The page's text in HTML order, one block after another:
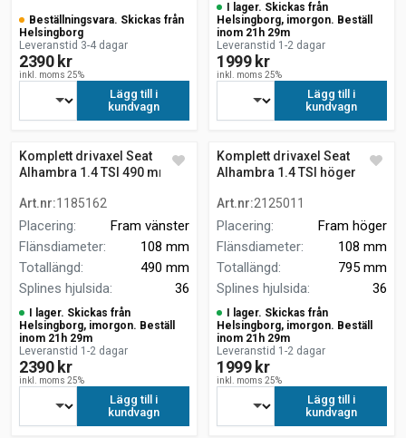
Beställningsvara. Skickas från
Helsingborg
Leveranstid 3-4 dagar
2390 kr
inkl. moms 25%
Lägg till i
kundvagn
I lager. Skickas från
Helsingborg, imorgon. Beställ
inom 21h 29m
Leveranstid 1-2 dagar
1999 kr
inkl. moms 25%
Lägg till i
kundvagn
Komplett drivaxel Seat
Alhambra 1.4 TSI 490 mm
Art.nr:1185162
Placering:
Fram vänster
Flänsdiameter:
108 mm
Totallängd:
490 mm
Splines hjulsida: 36
I lager. Skickas från
Helsingborg, imorgon. Beställ
inom 21h 29m
Leveranstid 1-2 dagar
2390 kr
inkl. moms 25%
Lägg till i
kundvagn
Komplett drivaxel Seat
Alhambra 1.4 TSI höger
Art.nr:2125011
Placering:
Fram höger
Flänsdiameter:
108 mm
Totallängd:
795 mm
Splines hjulsida: 36
I lager. Skickas från
Helsingborg, imorgon. Beställ
inom 21h 29m
Leveranstid 1-2 dagar
1999 kr
inkl. moms 25%
Lägg till i
kundvagn